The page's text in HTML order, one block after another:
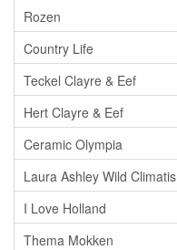
Rozen
Country Life
Teckel Clayre & Eef
Hert Clayre & Eef
Ceramic Olympia
Laura Ashley Wild Climatis
I Love Holland
Thema Mokken